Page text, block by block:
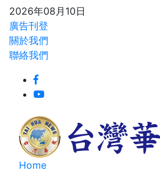
2026年08月10日
廣告刊登
關於我們
聯絡我們
Home